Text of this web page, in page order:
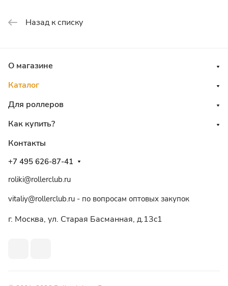
Назад к списку
О магазине
Каталог
Для роллеров
Как купить?
Контакты
+7 495 626-87-41
roliki@rollerclub.ru
vitaliy@rollerclub.ru - по вопросам оптовых закупок
г. Москва, ул. Старая Басманная, д.13c1